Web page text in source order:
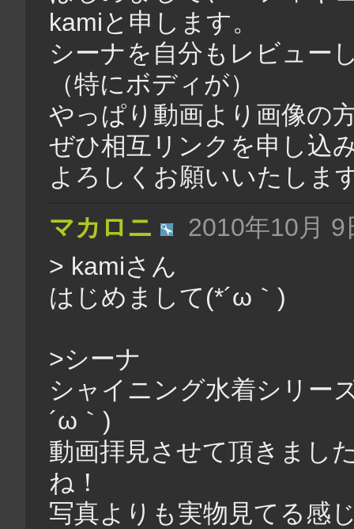
kamiと申します。
シーナを自分もレビュー
（特にボディが）
やっぱり動画より画像の
ぜひ相互リンクを申し込
よろしくお願いいたしま
マカロニ
2010年10月 9
> kamiさん
はじめまして(*´ω｀)
>シーナ
シャイニング水着シリー
´ω｀)
動画拝見させて頂きまし
ね！
写真よりも実物見てる感